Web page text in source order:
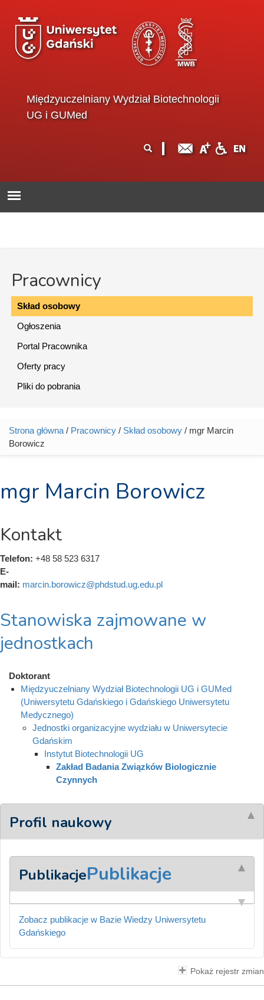
Międzyuczelniany Wydział Biotechnologii
UG i GUMed
wyszukiwania
Pracownicy
Skład osobowy
Ogłoszenia
Portal Pracownika
Oferty pracy
Pliki do pobrania
Jesteś tutaj
Strona główna / Pracownicy / Skład osobowy / mgr Marcin
Borowicz
mgr Marcin Borowicz
Kontakt
Telefon: +48 58 523 6317
E-
mail: marcin.borowicz@phdstud.ug.edu.pl
Stanowiska zajmowane w
jednostkach
Doktorant
Międzyuczelniany Wydział Biotechnologii UG i GUMed
(Uniwersytetu Gdańskiego i Gdańskiego Uniwersytetu
Medycznego)
Jednostki organizacyjne wydziału w Uniwersytecie
Gdańskim
Instytut Biotechnologii UG
Zakład Badania Związków Biologicznie
Czynnych
Profil naukowy
PublikacjePublikacje
Zobacz publikacje w Bazie Wiedzy Uniwersytetu
Gdańskiego
Pokaż rejestr zmian